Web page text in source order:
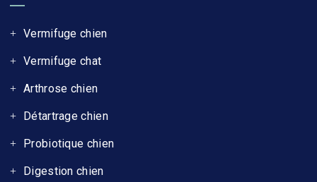
Vermifuge chien
Vermifuge chat
Arthrose chien
Détartrage chien
Probiotique chien
Digestion chien